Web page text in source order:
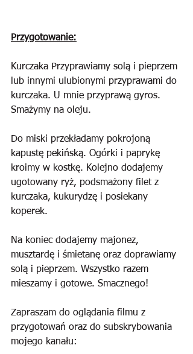
Przygotowanie:
Kurczaka Przyprawiamy solą i pieprzem
lub innymi ulubionymi przyprawami do
kurczaka. U mnie przyprawą gyros.
Smażymy na oleju.
Do miski przekładamy pokrojoną
kapustę pekińską. Ogórki i paprykę
kroimy w kostkę. Kolejno dodajemy
ugotowany ryż, podsmażony filet z
kurczaka, kukurydzę i posiekany
koperek.
Na koniec dodajemy majonez,
musztardę i śmietanę oraz doprawiamy
solą i pieprzem. Wszystko razem
mieszamy i gotowe. Smacznego!
Zapraszam do oglądania filmu z
przygotowań oraz do subskrybowania
mojego kanału: